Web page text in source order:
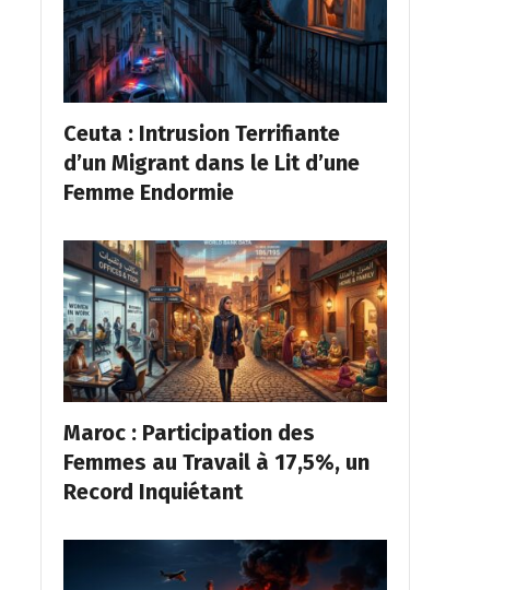
Ceuta : Intrusion Terrifiante
d’un Migrant dans le Lit d’une
Femme Endormie
Maroc : Participation des
Femmes au Travail à 17,5%, un
Record Inquiétant